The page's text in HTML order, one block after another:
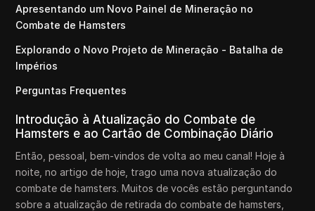
Apresentando um Novo Painel de Mineração no
Combate de Hamsters
Explorando o Novo Projeto de Mineração - Batalha de
Impérios
Perguntas Frequentes
Introdução à Atualização do Combate de
Hamsters e ao Cartão de Combinação Diário
Então, pessoal, bem-vindos de volta ao meu canal! Hoje à
noite, no artigo de hoje, trago uma nova atualização do
combate de hamsters. Muitos de vocês estão perguntando
sobre a atualização de retirada do combate de hamsters,